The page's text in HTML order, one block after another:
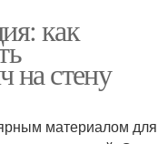
как
на стену
материалом для